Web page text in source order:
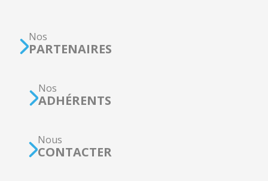
Nos
PARTENAIRES
Nos
ADHÉRENTS
Nous
CONTACTER